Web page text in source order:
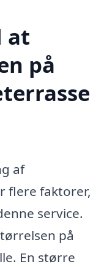
at
på
af
flere faktorer,
service.
på
En større